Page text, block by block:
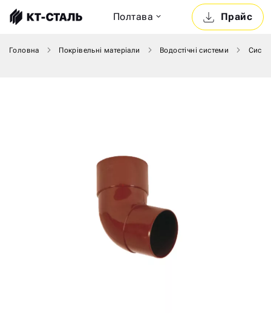
Прайс
Полтава
Головна Покрівельні матеріали Водостічні системи